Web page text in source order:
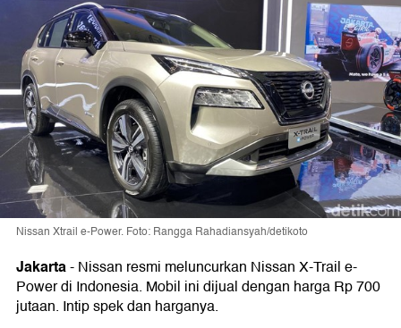
Nissan Xtrail e-Power. Foto: Rangga Rahadiansyah/detikoto
Jakarta-Nissan resmi meluncurkan Nissan X-Trail e-
Power di Indonesia. Mobil ini dijual dengan harga Rp 700
jutaan. Intip spek dan harganya.